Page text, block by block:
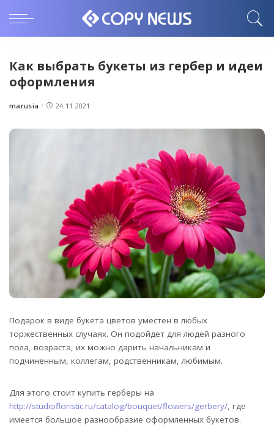
Как выбрать букеты из гербер и идеи
оформления
Posted
marusia 24.11.2021
Подарок в виде букета цветов уместен в любых
торжественных случаях. Он подойдет для людей разного
пола, возраста, их можно дарить начальникам и
подчиненным, коллегам, родственникам, любимым.
Для этого стоит купить герберы на
http://studiofloristic.ru/catalog/bouquet/flowers/gerbery/, где
имеется большое разнообразие оформленных букетов.